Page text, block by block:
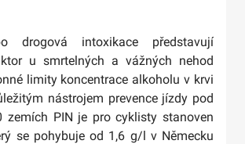
drogová intoxikace představují
u smrtelných a vážných nehod
limity koncentrace alkoholu v krvi
nástrojem prevence jízdy pod
zemích PIN je pro cyklisty stanoven
se pohybuje od 1,6 g/l v Německu